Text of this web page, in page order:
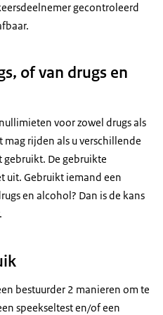
gecontroleerd
of van drugs en
voor zowel drugs als
rijden als u verschillende
gebruikt. De gebruikte
uit. Gebruikt iemand een
en alcohol? Dan is de kans
bestuurder 2 manieren om te
speekseltest en/of een